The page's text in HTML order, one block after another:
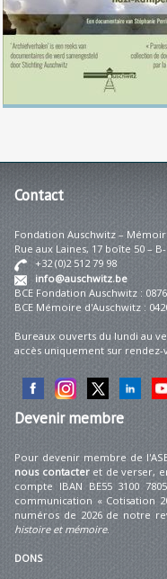
Contact
Fondation Auschwitz –
Rue aux Laines, 17 boîte 50 –
+32 (0)2 512 79 98
info@auschwitz.be
BCE Fondation Auschwitz :
BCE Mémoire d'Auschwitz :
Bureaux ouverts du lundi au
accès uniquement sur rendez-
Devenirmembre
Pour devenir membre de
nous contacteret de verser,
compte IBAN BE55 3100
communication « Cotisation
numéros de 2026 de notre
histoire et mémoire.
DONS